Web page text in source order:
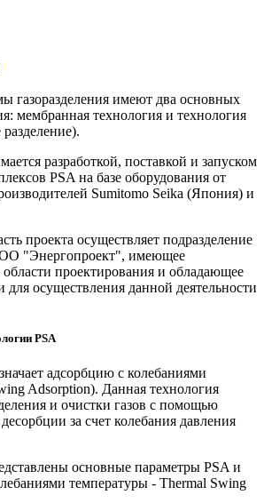
газоразделения имеют два основных
мембранная технология и технология
разработкой, поставкой и запуском
PSA на базе оборудования от
Sumitomo Seika (Япония) и
проекта осуществляет подразделение
"Энергопроект", имеющее
проектирования и обладающее
осуществления данной деятельности
PSA
адсорбцию с колебаниями
Adsorption). Данная технология
и очистки газов с помощью
за счет колебания давления
основные параметры PSA и
температуры - Thermal Swing